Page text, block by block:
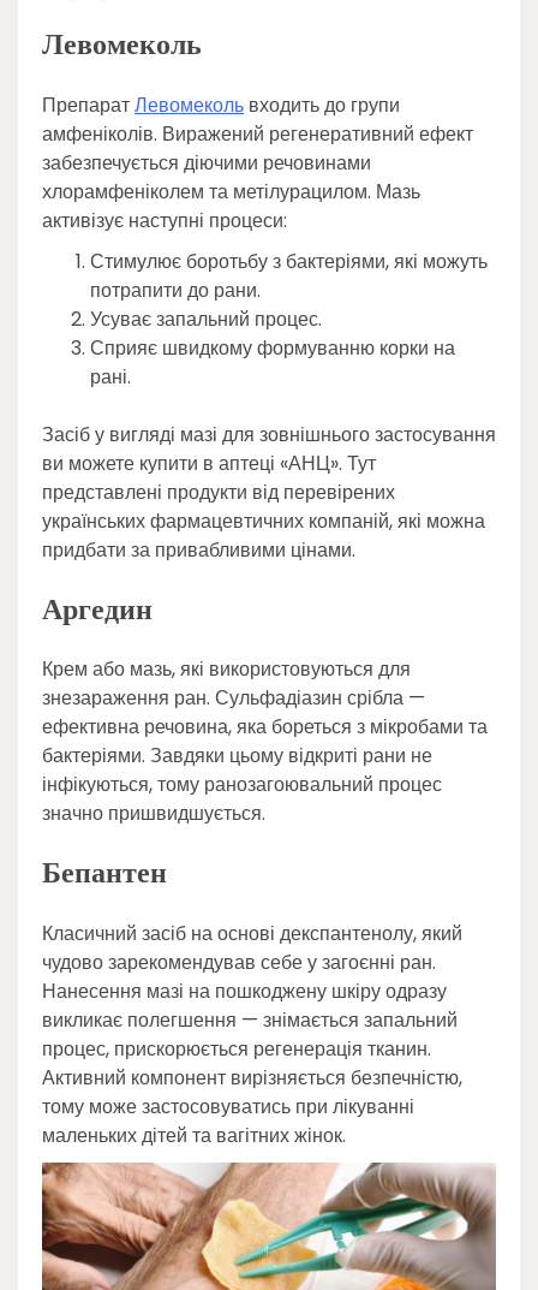
Левомеколь
ПрепаратЛевомеколь входить до групи
амфеніколів. Виражений регенеративний ефект
забезпечується діючими речовинами
хлорамфеніколем та метілурацилом. Мазь
активізує наступні процеси:
Стимулює боротьбу з бактеріями, які можуть
потрапити до рани.
Усуває запальний процес.
Сприяє швидкому формуванню корки на
рані.
Засіб у вигляді мазі для зовнішнього застосування
ви можете купити в аптеці «АНЦ». Тут
представлені продукти від перевірених
українських фармацевтичних компаній, які можна
придбати за привабливими цінами.
Аргедин
Крем або мазь, які використовуються для
знезараження ран. Сульфадіазин срібла —
ефективна речовина, яка бореться з мікробами та
бактеріями. Завдяки цьому відкриті рани не
інфікуються, тому ранозагоювальний процес
значно пришвидшується.
Бепантен
Класичний засіб на основі декспантенолу, який
чудово зарекомендував себе у загоєнні ран.
Нанесення мазі на пошкоджену шкіру одразу
викликає полегшення — знімається запальний
процес, прискорюється регенерація тканин.
Активний компонент вирізняється безпечністю,
тому може застосовуватись при лікуванні
маленьких дітей та вагітних жінок.